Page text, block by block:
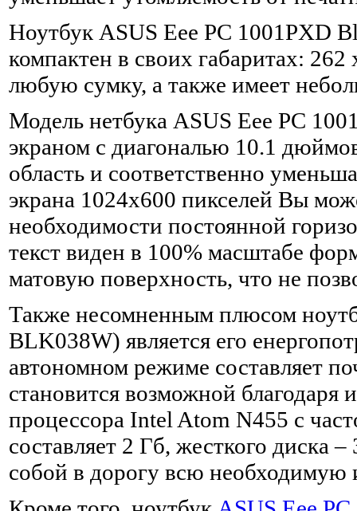
Ноутбук ASUS Eee PC 1001PXD
компактен в своих габаритах:
любую сумку, а также имеет
Модель нетбука ASUS Eee PC
экраном с диагональю 10.1
область и соответственно
экрана 1024х600 пикселей Вы
необходимости постоянной
текст виден в 100% масштабе
матовую поверхность, что не
Также несомненным плюсом
BLK038W) является его
автономном режиме составляет
становится возможной благодаря
процессора Intel Atom N455 с
составляет 2 Гб, жесткого диска
собой в дорогу всю